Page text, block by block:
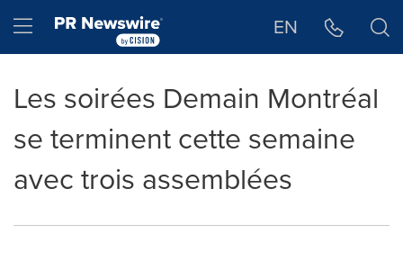
Hamburger menu EN
Les soirées Demain Montréal
se terminent cette semaine
avec trois assemblées